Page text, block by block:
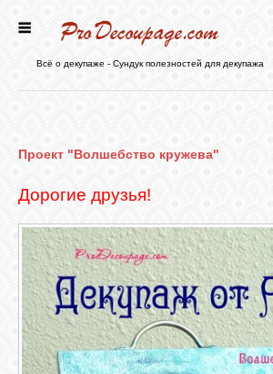
БЛОГ
СТАТЬИ
КАРТИНКИ
Всё о декупаже - Сундук полезностей для декупажа
Проект "Волшебство кружева"
Дорогие друзья!